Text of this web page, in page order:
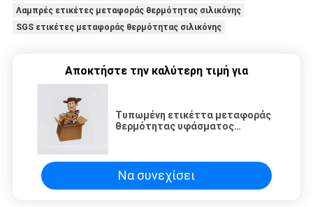
Λαμπρές ετικέτες μεταφοράς θερμότητας σιλικόνης
SGS ετικέτες μεταφοράς θερμότητας σιλικόνης
Αποκτήστε την καλύτερη τιμή για
Τυπωμένη ετικέττα μεταφοράς
θερμότητας υφάσματος
τέχνης συνήθειας
Να συνεχίσει